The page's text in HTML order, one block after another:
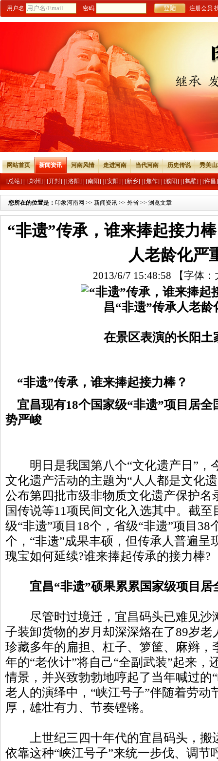
用户名 密码 注册会员
网站首页 新闻资讯 河南风情 走进河南 当代河南 历史传说 秀美
[总站] [郑州] [开封] [洛阳] [南阳] [安阳] [新乡] [焦作] [濮阳] [鹤壁] [许昌]
您所在的位置是： 印象河南网 >> 新闻资讯 >> 外省 >> 浏览文章
“非遗”传承，谁来捧起接力
人老龄化严
2013/6/7 15:48:58 【字体：
在景区表演的长阳土
“非遗”传承，谁来捧起接力棒？
宜昌现有18个国家级“非遗”项目居全
势严峻
明日是我国第八个“文化遗产日”，
文化遗产活动的主题为“人人都是文化
公布第四批市级非物质文化遗产保护名
国传说等11项民间文化入选其中。截
级“非遗”项目18个，省级“非遗”项目38
个，“非遗”成果丰硕，但传承人普遍呈
瑰宝如何延续?谁来捧起传承的接力棒?
宜昌“非遗”硕果累累国家级项目居
尽管时过境迁，宜昌码头已难见沙
子装卸货物的岁月却深深烙在了89岁
珍藏多年的扁担、杠子、箩筐、麻辫，
年的“老伙计”将自己“全副武装”起来，
情景，并兴致勃勃地哼起了当年喊过的
老人的演绎中，“峡江号子”伴随着劳动
厚，雄壮有力、节奏铿锵。
上世纪三四十年代的宜昌码头，搬
依靠这种“峡江号子”来统一步伐、调节